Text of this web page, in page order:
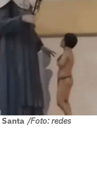
/Foto: redes